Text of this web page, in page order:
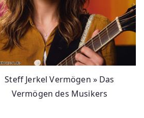
Steff Jerkel Vermögen » Das
Vermögen des Musikers